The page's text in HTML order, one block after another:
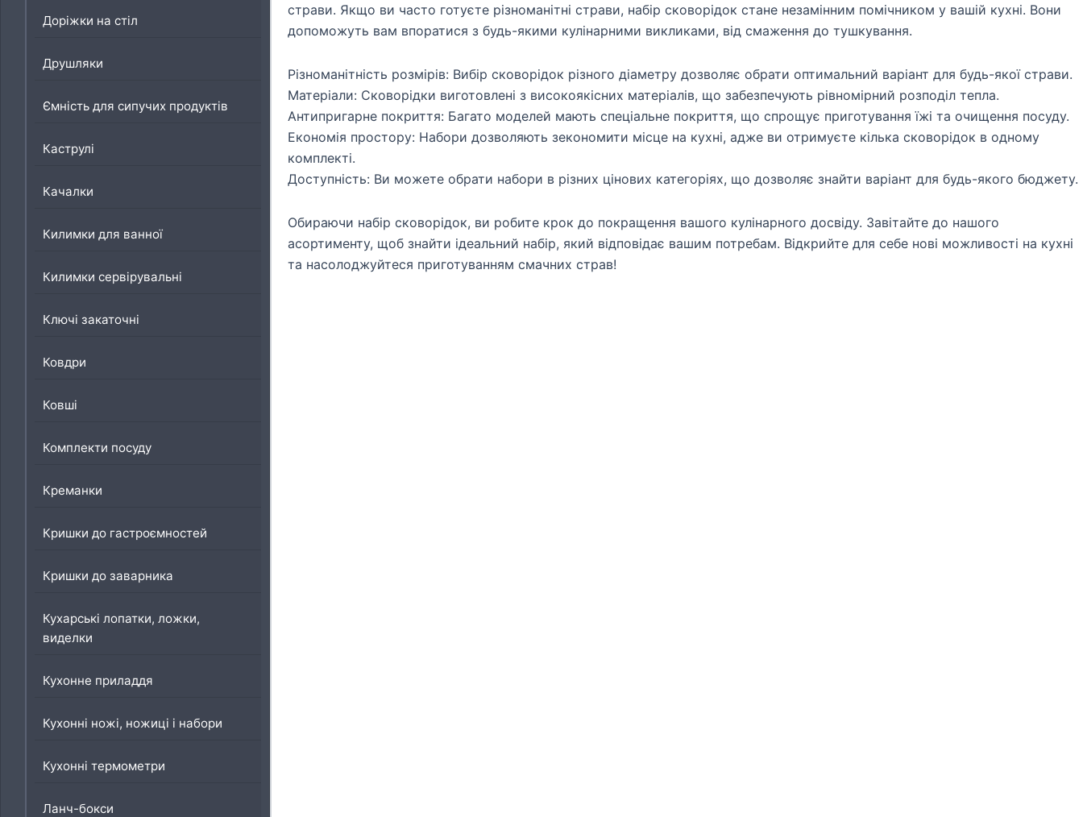
Доріжки на стіл
Друшляки
Ємність для сипучих продуктів
Каструлі
Качалки
Килимки для ванної
Килимки сервірувальні
Ключі закаточні
Ковдри
Ковші
Комплекти посуду
Креманки
Кришки до гастроємностей
Кришки до заварника
Кухарські лопатки, ложки,
виделки
Кухонне приладдя
Кухонні ножі, ножиці і набори
Кухонні термометри
Ланч-бокси
страви. Якщо ви часто готуєте різноманітні страви, набір сковорідок стане незамінним помічником у вашій кухні. Вони
допоможуть вам впоратися з будь-якими кулінарними викликами, від смаження до тушкування.
Різноманітність розмірів: Вибір сковорідок різного діаметру дозволяє обрати оптимальний варіант для будь-якої страви.
Матеріали: Сковорідки виготовлені з високоякісних матеріалів, що забезпечують рівномірний розподіл тепла.
Антипригарне покриття: Багато моделей мають спеціальне покриття, що спрощує приготування їжі та очищення посуду.
Економія простору: Набори дозволяють зекономити місце на кухні, адже ви отримуєте кілька сковорідок в одному
комплекті.
Доступність: Ви можете обрати набори в різних цінових категоріях, що дозволяє знайти варіант для будь-якого бюджету.
Обираючи набір сковорідок, ви робите крок до покращення вашого кулінарного досвіду. Завітайте до нашого
асортименту, щоб знайти ідеальний набір, який відповідає вашим потребам. Відкрийте для себе нові можливості на кухні
та насолоджуйтеся приготуванням смачних страв!